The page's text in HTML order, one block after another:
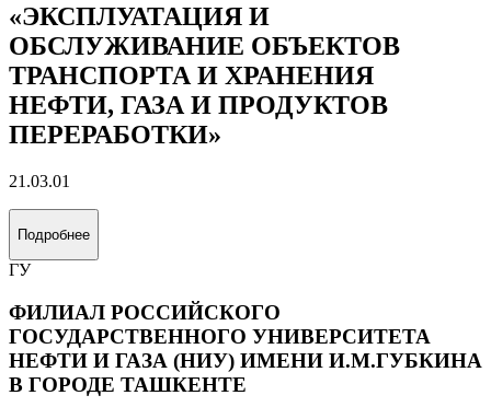
«ЭКСПЛУАТАЦИЯ И
ОБСЛУЖИВАНИЕ ОБЪЕКТОВ
ТРАНСПОРТА И ХРАНЕНИЯ
НЕФТИ, ГАЗА И ПРОДУКТОВ
ПЕРЕРАБОТКИ»
21.03.01
Подробнее
ГУ
ФИЛИАЛ РОССИЙСКОГО
ГОСУДАРСТВЕННОГО УНИВЕРСИТЕТА
НЕФТИ И ГАЗА (НИУ) ИМЕНИ И.М.ГУБКИНА
В ГОРОДЕ ТАШКЕНТЕ